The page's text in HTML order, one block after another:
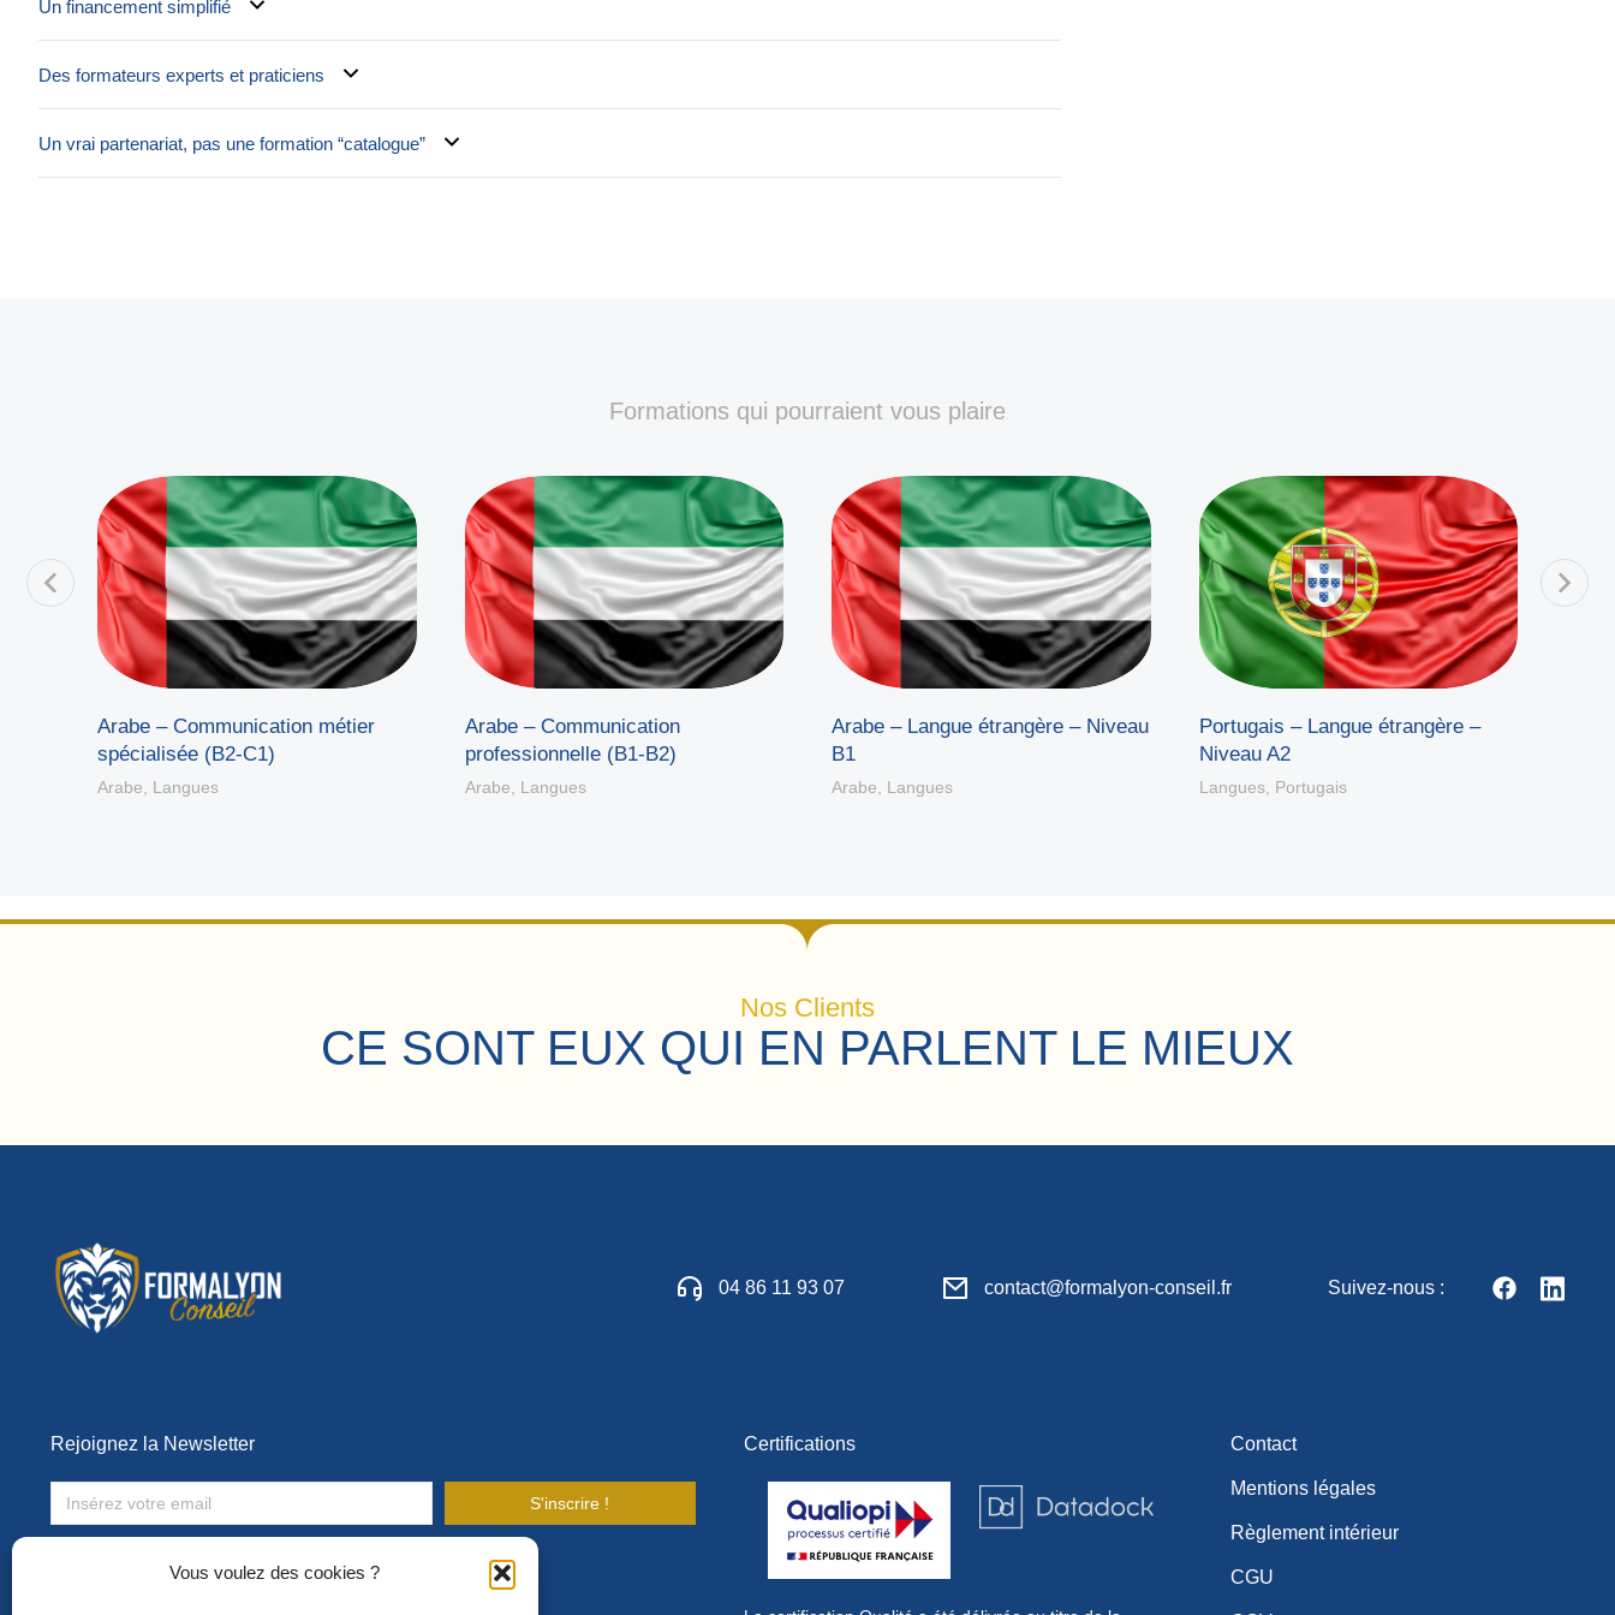
Vous voulez des cookies ?
Un financement simplifié
Des formateurs experts et praticiens
Un vrai partenariat, pas une formation “catalogue”
Formations qui pourraient vous plaire
Arabe – Communication métier
spécialisée (B2-C1)
Arabe Langues
Arabe – Communication
professionnelle (B1-B2)
Arabe Langues
Arabe – Langue étrangère – Niveau
B1
Arabe Langues
Portugais – Langue étrangère –
Niveau A2
Langues, Portugais
Nos Clients
CE SONT EUX QUI EN PARLENT LE MIEUX
04 86 11 93 07 contact@formalyon-conseil.fr Suivez-nous :
Rejoignez la Newsletter
S'inscrire !
Toute l’actualité de la formation en entreprise !
Certifications Contact
Mentions légales
Règlement intérieur
CGU